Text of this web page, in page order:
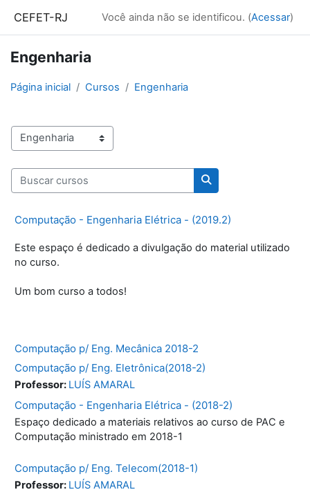
CEFET-RJ Você ainda não se identificou. (Acessar)
Engenharia
Página inicial Cursos Engenharia
Categorias de Cursos
Buscar cursos
Buscar cursos
Computação - Engenharia Elétrica - (2019.2)
Este espaço é dedicado a divulgação do material utilizado
no curso.
Um bom curso a todos!
Computação p/ Eng. Mecânica 2018-2
Computação p/ Eng. Eletrônica(2018-2)
Professor: LUÍS AMARAL
Computação - Engenharia Elétrica - (2018-2)
Espaço dedicado a materiais relativos ao curso de PAC e
Computação ministrado em 2018-1
Computação p/ Eng. Telecom(2018-1)
Professor: LUÍS AMARAL